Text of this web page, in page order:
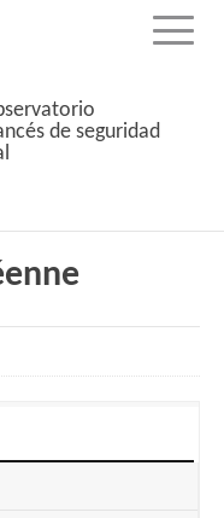
Menu
de seguridad